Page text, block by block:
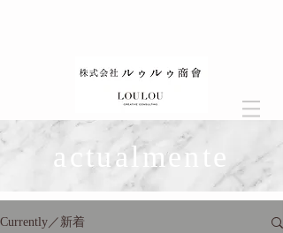
actualmente
Currently／新着